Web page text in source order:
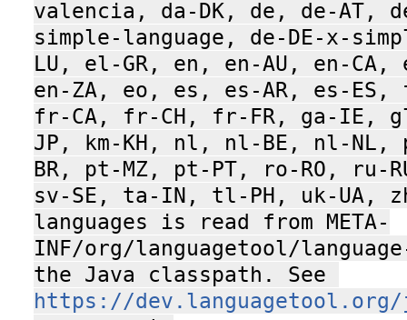
valencia, da-DK, de, de-AT,
simple-language, de-DE-x-
LU, el-GR, en, en-AU, en-CA,
en-ZA, eo, es, es-AR, es-
fr-CA, fr-CH, fr-FR, ga-
JP, km-KH, nl, nl-BE, nl-
BR, pt-MZ, pt-PT, ro-RO,
sv-SE, ta-IN, tl-PH, uk-UA,
languages is read from META-
INF/org/languagetool/
https://